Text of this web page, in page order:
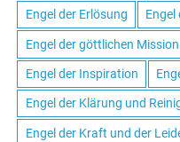
Engel der Erlösung Engel
Engel der göttlichen Mission
Engel der Inspiration
Engel der Klärung und
Engel der Kraft und der